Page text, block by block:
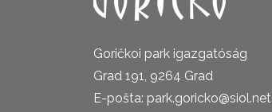
Goričkoi park igazgatóság
Grad 191, 9264 Grad
E-pošta: park.goricko@siol.net